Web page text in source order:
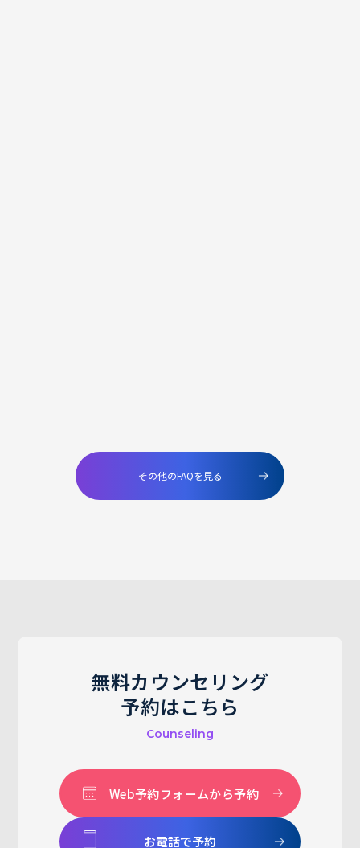
その他のFAQを見る
無料カウンセリング
予約はこちら
Counseling
Web予約フォームから予約
お電話で予約